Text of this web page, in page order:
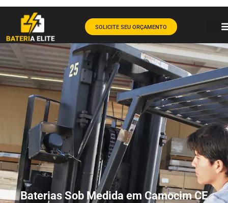
SOLICITE SEU ORÇAMENTO
Baterias Sob Medida em Camocim CE